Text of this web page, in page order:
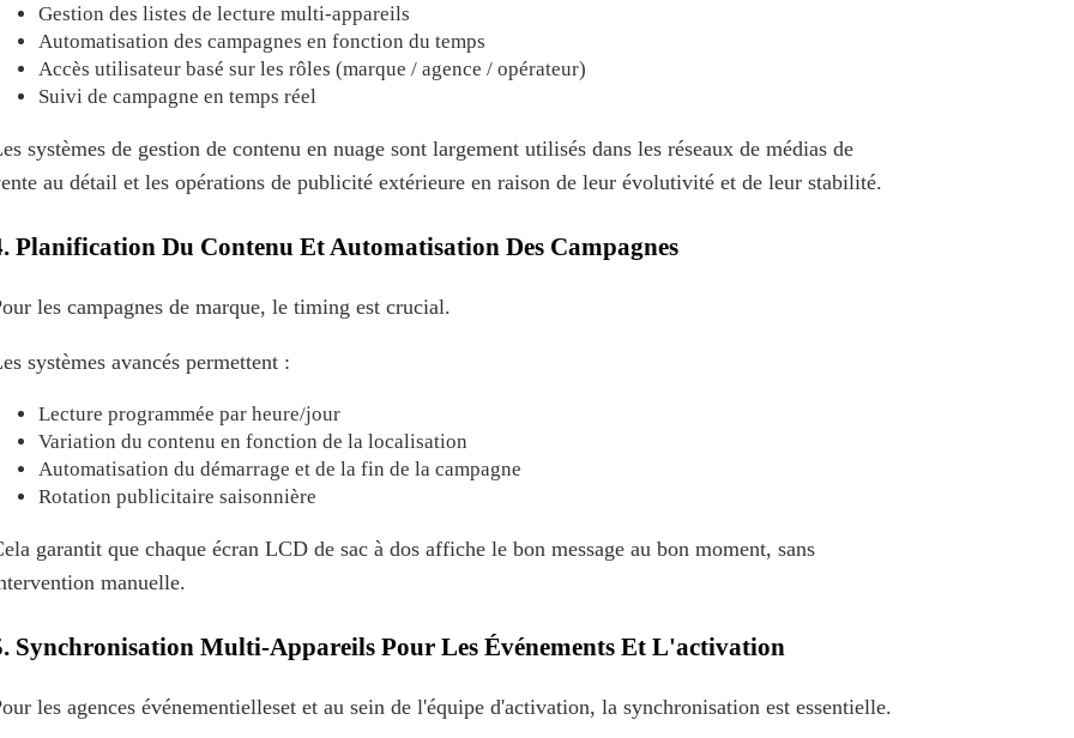
Gestion des listes de lecture multi-appareils
Automatisation des campagnes en fonction du temps
Accès utilisateur basé sur les rôles (marque / agence / opérateur)
Suivi de campagne en temps réel
systèmes de gestion de contenu en nuage sont largement utilisés dans les réseaux de médias de
au détail et les opérations de publicité extérieure en raison de leur évolutivité et de leur stabilité.
Planification Du Contenu Et Automatisation Des Campagnes
les campagnes de marque, le timing est crucial.
systèmes avancés permettent :
Lecture programmée par heure/jour
Variation du contenu en fonction de la localisation
Automatisation du démarrage et de la fin de la campagne
Rotation publicitaire saisonnière
garantit que chaque écran LCD de sac à dos affiche le bon message au bon moment, sans
manuelle.
Synchronisation Multi-Appareils Pour Les Événements Et L'activation
les agences événementielleset et au sein de l'équipe d'activation, la synchronisation est essentielle.